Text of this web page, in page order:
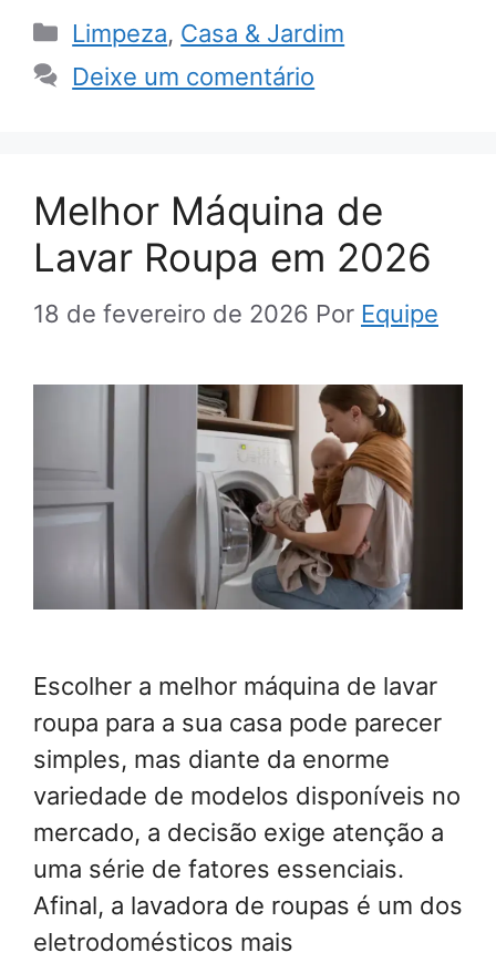
Categorias
Limpeza, Casa & Jardim
Deixe um comentário
Melhor Máquina de
Lavar Roupa em 2026
18 de fevereiro de 2026 Por Equipe
Escolher a melhor máquina de lavar
roupa para a sua casa pode parecer
simples, mas diante da enorme
variedade de modelos disponíveis no
mercado, a decisão exige atenção a
uma série de fatores essenciais.
Afinal, a lavadora de roupas é um dos
eletrodomésticos mais